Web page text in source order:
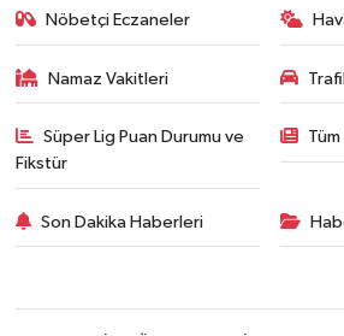
Nöbetçi Eczaneler
Namaz Vakitleri
Süper Lig Puan Durumu ve
Fikstür
Son Dakika Haberleri